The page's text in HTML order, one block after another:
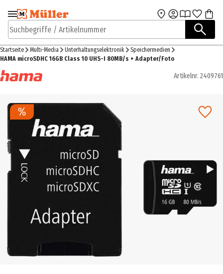
Zur Navigation
springen
Zum Hauptinhalt
Suchbegriffe / Artikelnummer
Startseite Multi-Media Unterhaltungselektronik
Speichermedien
HAMA microSDHC 16GB Class 10 UHS-I 80MB/s + Adapter/Foto
Artikelnr. 2409761